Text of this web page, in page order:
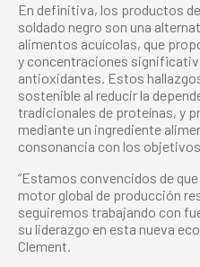
En definitiva, los productos
soldado negro son una
alimentos acuícolas, que
y concentraciones
antioxidantes. Estos
sostenible al reducir la
tradicionales de proteínas, y
mediante un ingrediente
consonancia con los
“Estamos convencidos de
motor global de producción
seguiremos trabajando con
su liderazgo en esta nueva
Clement.